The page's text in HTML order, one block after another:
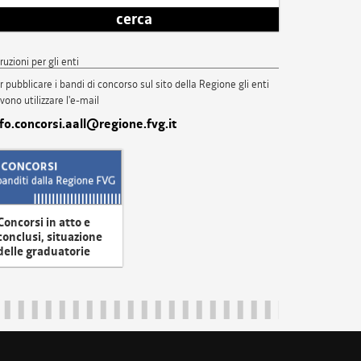
cerca
per gli enti
pubblicare i bandi di concorso sul sito della Regione gli enti
utilizzare l'e-mail
in atto e
situazione
graduatorie